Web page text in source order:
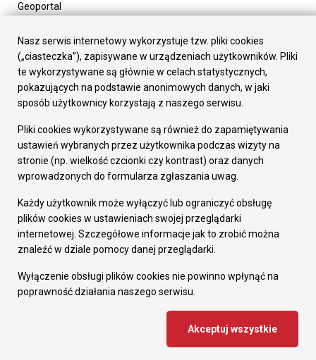
Geoportal
Załatw sprawę
Prezydent Miasta
Rada Miasta
Wydziały
Elektroniczna Skrzynka Podawcza
Gospodarka
Fundusze europejskie
Środki krajowe
Oferty inwestycyjne
Pozostałe
Deklaracja dostępności
Dane osobowe
Dodaj opinię o witrynie
Nasz serwis internetowy wykorzystuje tzw. pliki cookies
(„ciasteczka”), zapisywane w urządzeniach użytkowników. Pliki
te wykorzystywane są głównie w celach statystycznych,
pokazujących na podstawie anonimowych danych, w jaki
sposób użytkownicy korzystają z naszego serwisu.
Pliki cookies wykorzystywane są również do zapamiętywania
ustawień wybranych przez użytkownika podczas wizyty na
stronie (np. wielkość czcionki czy kontrast) oraz danych
wprowadzonych do formularza zgłaszania uwag.
Każdy użytkownik może wyłączyć lub ograniczyć obsługę
plików cookies w ustawieniach swojej przeglądarki
internetowej. Szczegółowe informacje jak to zrobić można
znaleźć w dziale pomocy danej przeglądarki.
Wyłączenie obsługi plików cookies nie powinno wpłynąć na
poprawność działania naszego serwisu.
Akceptuj wszystkie